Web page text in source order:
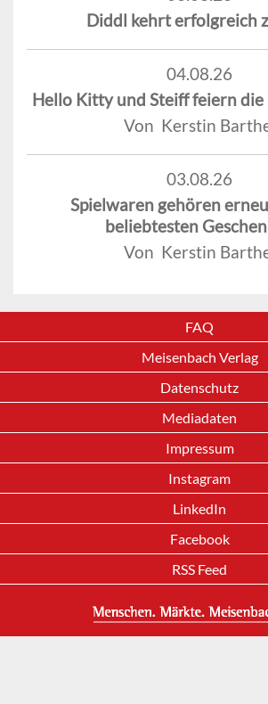
Diddl kehrt erfolgreich
04.08.26
Hello Kitty und Steiff feiern
Von Kerstin
03.08.26
Spielwaren gehören
beliebtesten
Von Kerstin
FAQ
Meisenbach Verlag
Datenschutz
Mediadaten
Impressum
Instagram
LinkedIn
Facebook
RSS Feed